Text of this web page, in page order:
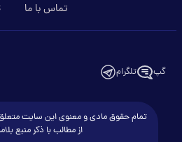
تماس با ما
گپ تلگرام
تمام حقوق مادی و معنوی این سایت
از مطالب با ذکر منبع